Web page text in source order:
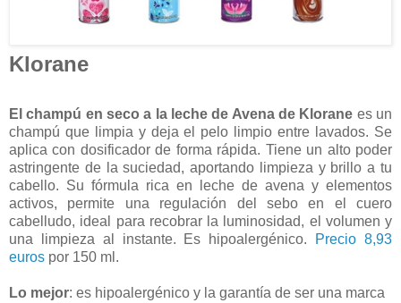
Klorane
El champú en seco a la leche de Avena de Klorane es un
champú que limpia y deja el pelo limpio entre lavados. Se
aplica con dosificador de forma rápida. Tiene un alto poder
astringente de la suciedad, aportando limpieza y brillo a tu
cabello. Su fórmula rica en leche de avena y elementos
activos, permite una regulación del sebo en el cuero
cabelludo, ideal para recobrar la luminosidad, el volumen y
una limpieza al instante. Es hipoalergénico.
Precio 8,93
euros por 150 ml.
Lo mejor: es hipoalergénico y la garantía de ser una marca